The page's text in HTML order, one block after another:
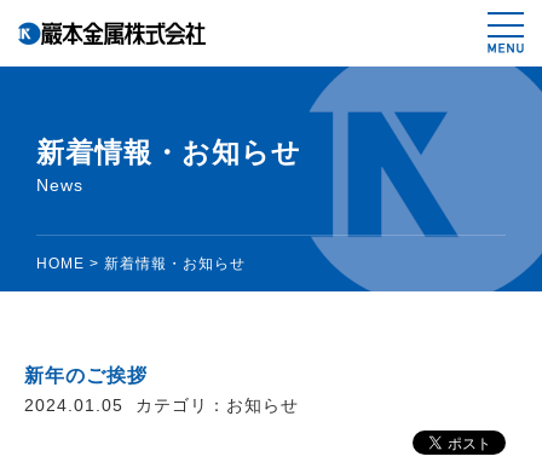
鉄スクラップ、非鉄スクラップ、リサ
新着情報・お知らせ
News
HOME > 新着情報・お知らせ
新年のご挨拶
2024.01.05 カテゴリ： お知らせ